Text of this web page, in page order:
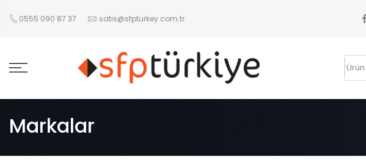
0555 090 87 37 satis@sfpturkey.com.tr
Markalar